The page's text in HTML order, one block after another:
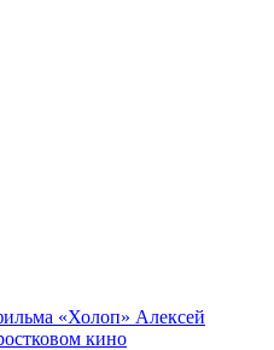
«Холоп» Алексей
кино